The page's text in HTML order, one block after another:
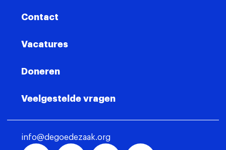
Contact
Vacatures
Doneren
Veelgestelde vragen
info@degoedezaak.org